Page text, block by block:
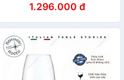
1.296.000 đ